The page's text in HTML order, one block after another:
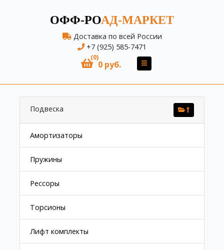
ОФФ-РОАД-МАРКЕТ
Доставка по всей России
+7 (925) 585-7471
(0)
0 руб.
Подвеска
Амортизаторы
Пружины
Рессоры
Торсионы
Лифт комплекты